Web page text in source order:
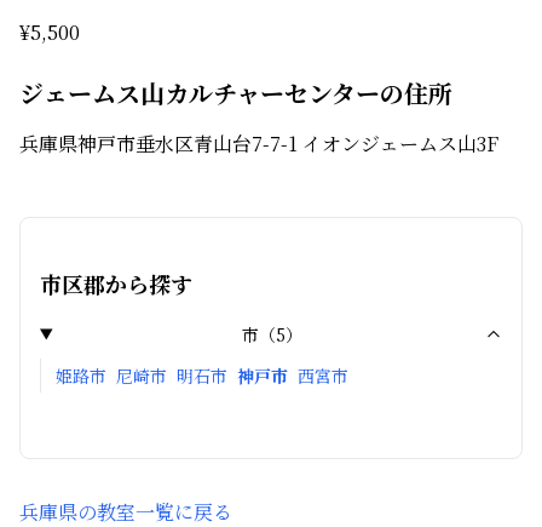
¥5,500
ジェームス山カルチャーセンターの住所
兵庫県神戸市垂水区青山台7-7-1 イオンジェームス山3F
市区郡から探す
市 （5）
姫路市 尼崎市 明石市 神戸市 西宮市
兵庫県の教室一覧に戻る